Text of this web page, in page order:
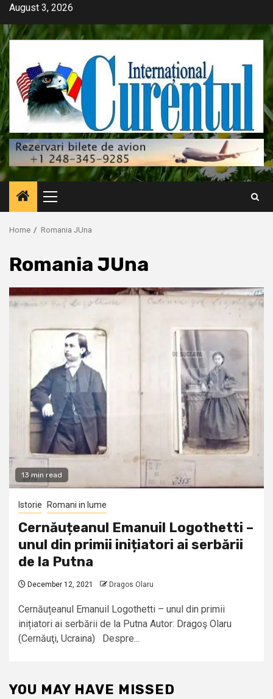
Skip
content
August 3, 2026
Primary
Menu
Home Romania JUna
Romania JUna
13 min read
Istorie Romani in lume
Cernăuțeanul Emanuil Logothetti –
unul din primii inițiatori ai serbării
de la Putna
December 12, 2021 Dragos Olaru
Cernăuțeanul Emanuil Logothetti – unul din primii
inițiatori ai serbării de la Putna Autor: Dragoş Olaru
(Cernăuţi, Ucraina) Despre...
YOU MAY HAVE MISSED